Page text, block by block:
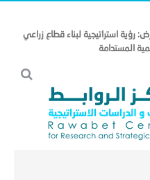
رؤية استراتيجية لبناء قطاع زراعي
المستدامة